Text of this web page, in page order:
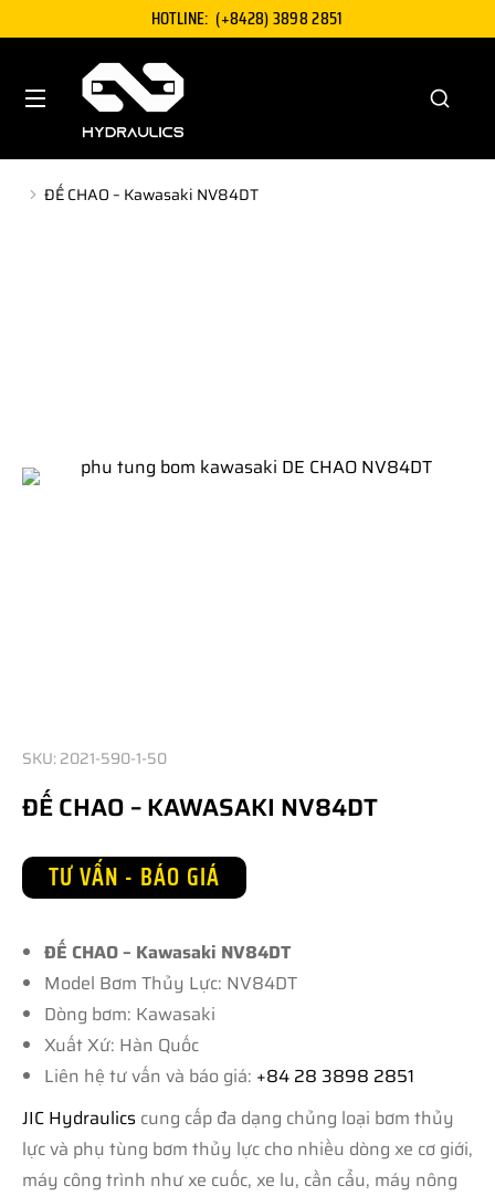
HOTLINE: (+8428) 3898 2851
You are here:
ĐẾ CHAO – Kawasaki NV84DT
SKU: 2021-590-1-50
ĐẾ CHAO – KAWASAKI NV84DT
TƯ VẤN - BÁO GIÁ
ĐẾ CHAO – Kawasaki NV84DT
Model Bơm Thủy Lực: NV84DT
Dòng bơm: Kawasaki
Xuất Xứ: Hàn Quốc
Liên hệ tư vấn và báo giá: +84 28 3898 2851
JIC Hydraulics cung cấp đa dạng chủng loại bơm thủy
lực và phụ tùng bơm thủy lực cho nhiều dòng xe cơ giới,
máy công trình như xe cuốc, xe lu, cần cẩu, máy nông